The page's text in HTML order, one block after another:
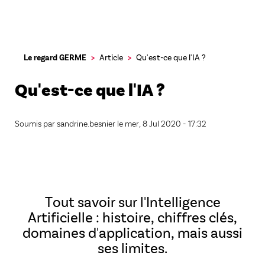
principal
Le regard GERME Article Qu'est-ce que l'IA ?
Qu'est-ce que l'IA ?
Soumis parsandrine.besnier le mer, 8 Jul 2020 - 17:32
Tout savoir sur l'Intelligence
Artificielle : histoire, chiffres clés,
domaines d'application, mais aussi
ses limites.